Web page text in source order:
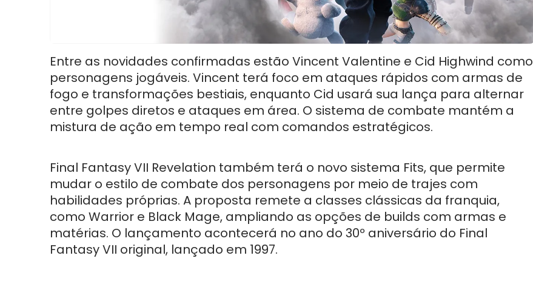
Entre as novidades confirmadas estão Vincent Valentine e Cid Highwind como
personagens jogáveis. Vincent terá foco em ataques rápidos com armas de
fogo e transformações bestiais, enquanto Cid usará sua lança para alternar
entre golpes diretos e ataques em área. O sistema de combate mantém a
mistura de ação em tempo real com comandos estratégicos.
Final Fantasy VII Revelation também terá o novo sistema Fits, que permite
mudar o estilo de combate dos personagens por meio de trajes com
habilidades próprias. A proposta remete a classes clássicas da franquia,
como Warrior e Black Mage, ampliando as opções de builds com armas e
matérias. O lançamento acontecerá no ano do 30º aniversário do Final
Fantasy VII original, lançado em 1997.